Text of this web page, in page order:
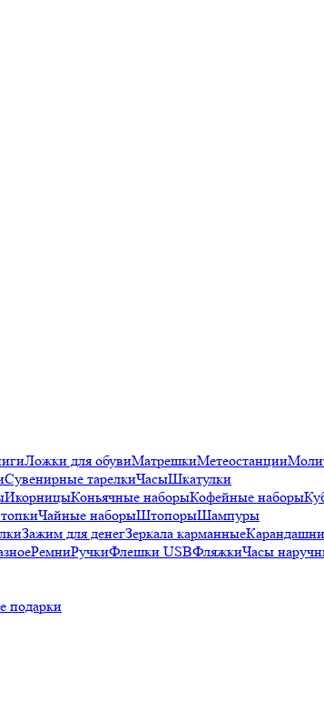
Ложки для обувиМатрешкиМетеостанции
Сувенирные тарелкиЧасыШкатулки
ИкорницыКоньячные наборыКофейные наборы
Чайные наборыШтопорыШампуры
Зажим для денегЗеркала карманные
РемниРучкиФлешки USBФляжкиЧасы
подарки